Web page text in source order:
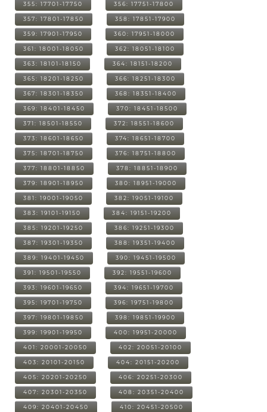
355: 17701-17750 356: 17751-17800
357: 17801-17850 358: 17851-17900
359: 17901-17950 360: 17951-18000
361: 18001-18050 362: 18051-18100
363: 18101-18150 364: 18151-18200
365: 18201-18250 366: 18251-18300
367: 18301-18350 368: 18351-18400
369: 18401-18450 370: 18451-18500
371: 18501-18550 372: 18551-18600
373: 18601-18650 374: 18651-18700
375: 18701-18750 376: 18751-18800
377: 18801-18850 378: 18851-18900
379: 18901-18950 380: 18951-19000
381: 19001-19050 382: 19051-19100
383: 19101-19150 384: 19151-19200
385: 19201-19250 386: 19251-19300
387: 19301-19350 388: 19351-19400
389: 19401-19450 390: 19451-19500
391: 19501-19550 392: 19551-19600
393: 19601-19650 394: 19651-19700
395: 19701-19750 396: 19751-19800
397: 19801-19850 398: 19851-19900
399: 19901-19950 400: 19951-20000
401: 20001-20050 402: 20051-20100
403: 20101-20150 404: 20151-20200
405: 20201-20250 406: 20251-20300
407: 20301-20350 408: 20351-20400
409: 20401-20450 410: 20451-20500